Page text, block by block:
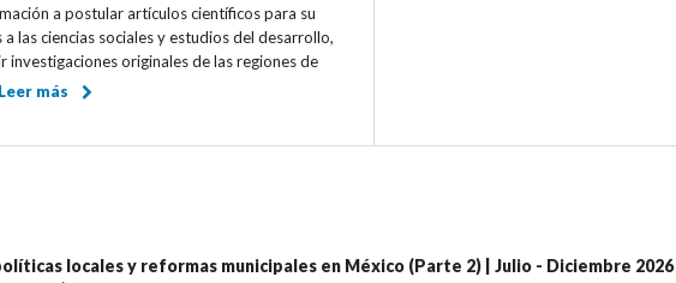
a postular artículos científicos para su
las ciencias sociales y estudios del desarrollo,
originales de las regiones de
Leer más
locales y reformas municipales en México (Parte 2) | Julio - Diciembre 2026 |